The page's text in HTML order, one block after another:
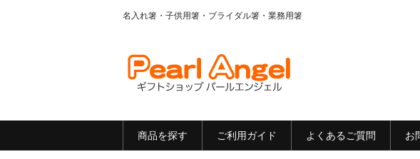
名入れ箸・子供用箸・ブライダル箸・業務用箸
商品を探す ご利用ガイド よくあるご質問 お